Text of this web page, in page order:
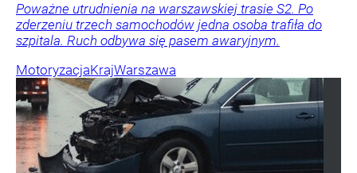
Poważne utrudnienia na warszawskiej trasie S2. Po
zderzeniu trzech samochodów jedna osoba trafiła do
szpitala. Ruch odbywa się pasem awaryjnym.
MotoryzacjaKrajWarszawa